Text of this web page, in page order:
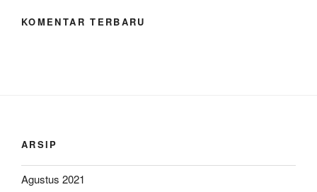
KOMENTAR TERBARU
ARSIP
Agustus 2021